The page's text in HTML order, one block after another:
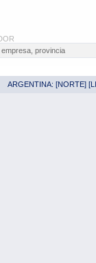
ARGENTINA: [NORTE] [